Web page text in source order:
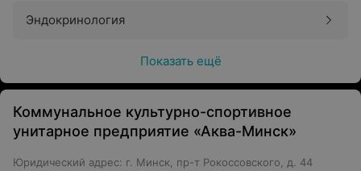
Эндокринология
Показать ещё
Коммунальное культурно-спортивное
унитарное предприятие «Аква-Минск»
Юридический адрес: г. Минск, пр-т Рокоссовского, д. 44